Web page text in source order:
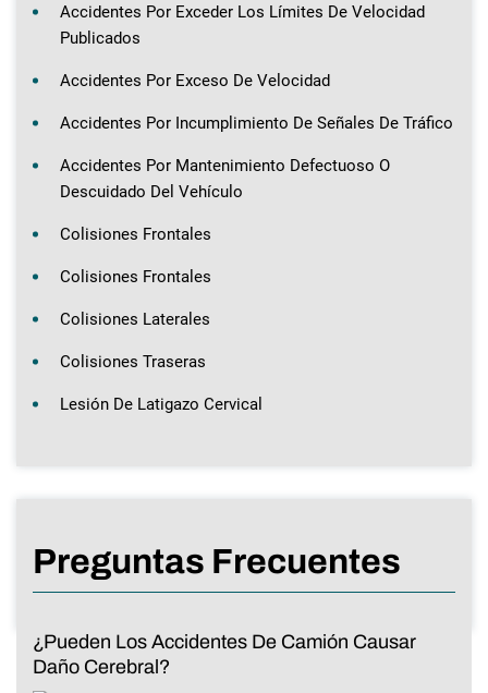
Accidentes Por Exceder Los Límites De Velocidad
Publicados
Accidentes Por Exceso De Velocidad
Accidentes Por Incumplimiento De Señales De Tráfico
Accidentes Por Mantenimiento Defectuoso O
Descuidado Del Vehículo
Colisiones Frontales
Colisiones Frontales
Colisiones Laterales
Colisiones Traseras
Lesión De Latigazo Cervical
Preguntas Frecuentes
¿Pueden Los Accidentes De Camión Causar
Daño Cerebral?